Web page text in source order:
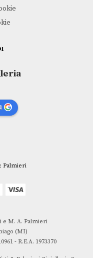
e M. A. Palmieri
(MI)
- R.E.A. 1973370